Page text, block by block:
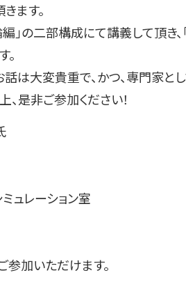
ます。
の二部構成にて講義して頂き、
は大変貴重で、かつ、専門家と
是非ご参加ください！
レーション室
加いただけます。